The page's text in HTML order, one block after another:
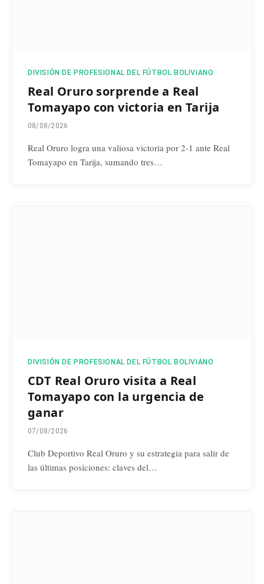
DIVISIÓN DE PROFESIONAL DEL FÚTBOL BOLIVIANO
Real Oruro sorprende a Real
Tomayapo con victoria en Tarija
08/08/2026
Real Oruro logra una valiosa victoria por 2-1 ante Real
Tomayapo en Tarija, sumando tres…
DIVISIÓN DE PROFESIONAL DEL FÚTBOL BOLIVIANO
CDT Real Oruro visita a Real
Tomayapo con la urgencia de
ganar
07/08/2026
Club Deportivo Real Oruro y su estrategia para salir de
las últimas posiciones: claves del…